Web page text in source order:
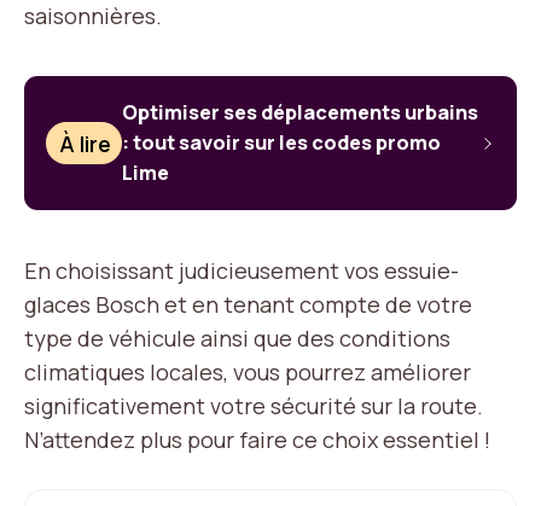
saisonnières.
À lire
Optimiser ses déplacements urbains
: tout savoir sur les codes promo
Lime
En choisissant judicieusement vos essuie-
glaces Bosch et en tenant compte de votre
type de véhicule ainsi que des conditions
climatiques locales, vous pourrez améliorer
significativement votre sécurité sur la route.
N’attendez plus pour faire ce choix essentiel !